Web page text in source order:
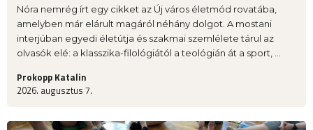
Nóra nemrég írt egy cikket az Új város életmód rovatába,
amelyben már elárult magáról néhány dolgot. A mostani
interjúban egyedi életútja és szakmai szemlélete tárul az
olvasók elé: a klasszika-filológiától a teológián át a sport, ...
Prokopp Katalin
2026. augusztus 7.